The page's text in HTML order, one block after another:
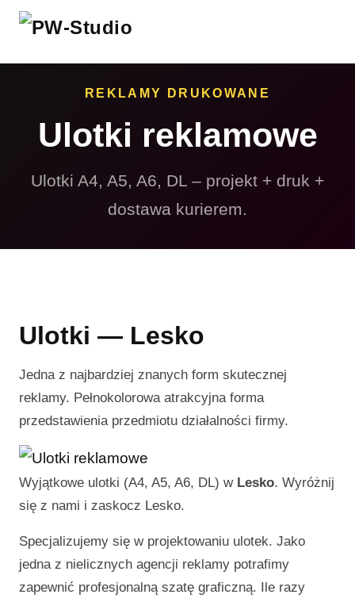
REKLAMY DRUKOWANE
Ulotki reklamowe
Ulotki A4, A5, A6, DL – projekt + druk +
dostawa kurierem.
Ulotki — Lesko
Jedna z najbardziej znanych form skutecznej
reklamy. Pełnokolorowa atrakcyjna forma
przedstawienia przedmiotu działalności firmy.
Wyjątkowe ulotki (A4, A5, A6, DL) w Lesko. Wyróżnij
się z nami i zaskocz Lesko.
Specjalizujemy się w projektowaniu ulotek. Jako
jedna z nielicznych agencji reklamy potrafimy
zapewnić profesjonalną szatę graficzną. Ile razy